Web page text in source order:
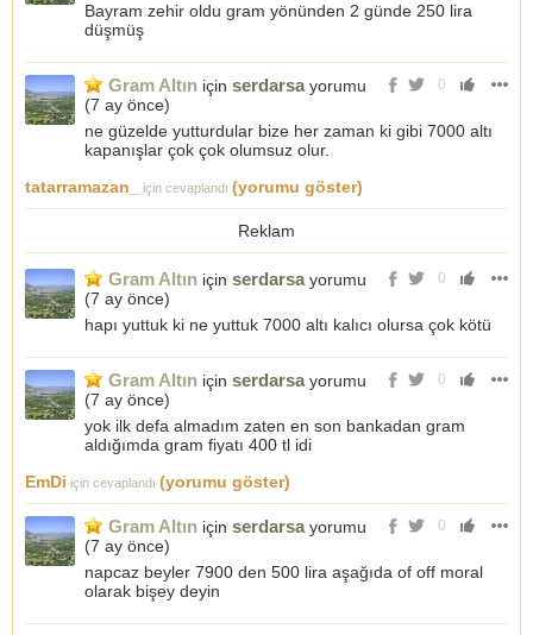
Bayram zehir oldu gram yönünden 2 günde 250 lira
düşmüş
0
Gram Altın için serdarsayorumu
(7 ay önce)
ne güzelde yutturdular bize her zaman ki gibi 7000 altı
kapanışlar çok çok olumsuz olur.
tatarramazan_
için cevaplandı (yorumu göster)
Reklam
0
Gram Altın için serdarsayorumu
(7 ay önce)
hapı yuttuk ki ne yuttuk 7000 altı kalıcı olursa çok kötü
0
Gram Altın için serdarsayorumu
(7 ay önce)
yok ilk defa almadım zaten en son bankadan gram
aldığımda gram fiyatı 400 tl idi
EmDi için cevaplandı (yorumu göster)
0
Gram Altın için serdarsayorumu
(7 ay önce)
napcaz beyler 7900 den 500 lira aşağıda of off moral
olarak bişey deyin